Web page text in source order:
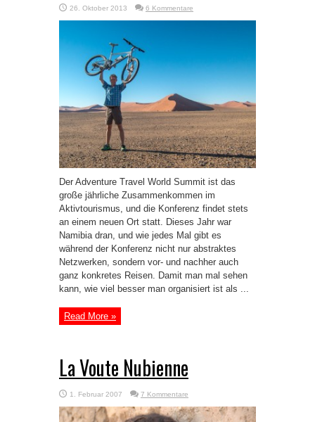
26. Oktober 2013 6 Kommentare
Der Adventure Travel World Summit ist das
große jährliche Zusammenkommen im
Aktivtourismus, und die Konferenz findet stets
an einem neuen Ort statt. Dieses Jahr war
Namibia dran, und wie jedes Mal gibt es
während der Konferenz nicht nur abstraktes
Netzwerken, sondern vor- und nachher auch
ganz konkretes Reisen. Damit man mal sehen
kann, wie viel besser man organisiert ist als ...
Read More »
La Voute Nubienne
1. Februar 2007 7 Kommentare